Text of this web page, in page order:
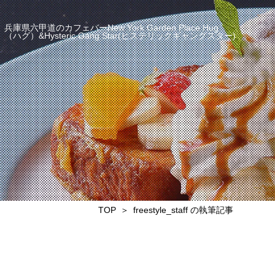
兵庫県六甲道のカフェバーNew York Garden Place Hug
（ハグ）&Hysteric Gang Star(ヒステリックギャングスター)
TOP freestyle_staff の執筆記事